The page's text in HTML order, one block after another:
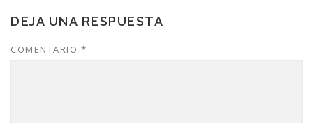
DEJA UNA RESPUESTA
COMENTARIO *